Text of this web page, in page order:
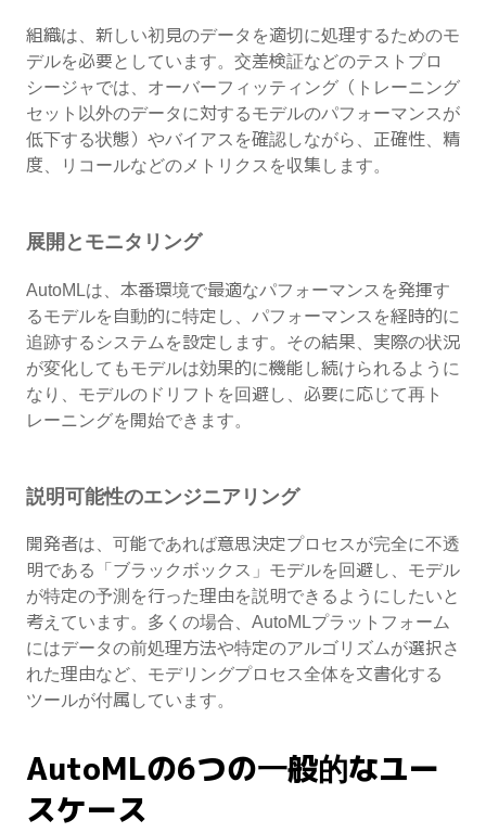
組織は、新しい初見のデータを適切に処理するためのモ
デルを必要としています。交差検証などのテストプロ
シージャでは、オーバーフィッティング（トレーニング
セット以外のデータに対するモデルのパフォーマンスが
低下する状態）やバイアスを確認しながら、正確性、精
度、リコールなどのメトリクスを収集します。
展開とモニタリング
AutoMLは、本番環境で最適なパフォーマンスを発揮す
るモデルを自動的に特定し、パフォーマンスを経時的に
追跡するシステムを設定します。その結果、実際の状況
が変化してもモデルは効果的に機能し続けられるように
なり、モデルのドリフトを回避し、必要に応じて再ト
レーニングを開始できます。
説明可能性のエンジニアリング
開発者は、可能であれば意思決定プロセスが完全に不透
明である「ブラックボックス」モデルを回避し、モデル
が特定の予測を行った理由を説明できるようにしたいと
考えています。多くの場合、AutoMLプラットフォーム
にはデータの前処理方法や特定のアルゴリズムが選択さ
れた理由など、モデリングプロセス全体を文書化する
ツールが付属しています。
AutoMLの6つの一般的なユー
スケース